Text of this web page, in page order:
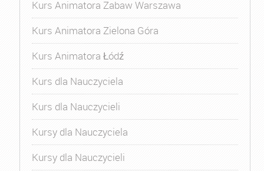
Kurs Animatora Zabaw Warszawa
Kurs Animatora Zielona Góra
Kurs Animatora Łódź
Kurs dla Nauczyciela
Kurs dla Nauczycieli
Kursy dla Nauczyciela
Kursy dla Nauczycieli